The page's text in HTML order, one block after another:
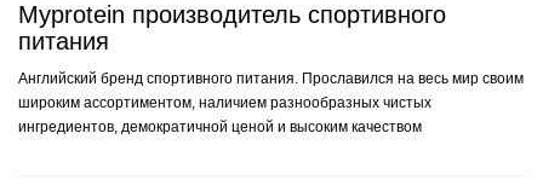
Myprotein производитель спортивного
питания
Английский бренд спортивного питания. Прославился на весь мир своим
широким ассортиментом, наличием разнообразных чистых
ингредиентов, демократичной ценой и высоким качеством